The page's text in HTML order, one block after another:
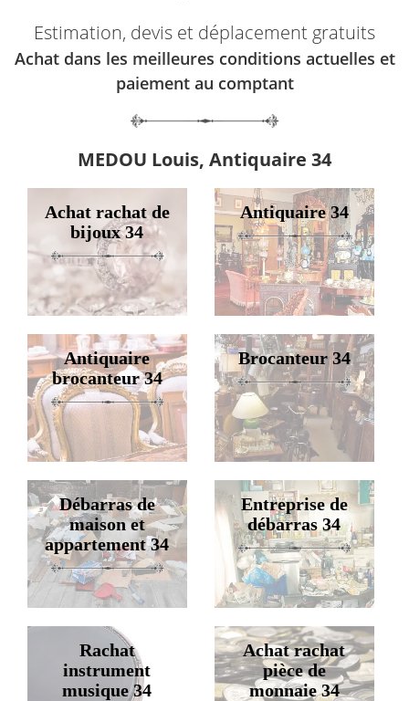
Estimation, devis et déplacement gratuits
Achat dans les meilleures conditions actuelles et
paiement au comptant
MEDOU Louis, Antiquaire 34
Achat rachat de
bijoux 34
Antiquaire 34
Antiquaire
brocanteur 34
Brocanteur 34
Débarras de
maison et
appartement 34
Entreprise de
débarras 34
Rachat
instrument
musique 34
Achat rachat
pièce de
monnaie 34